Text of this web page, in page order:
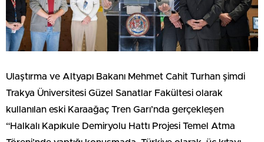
Ulaştırma ve Altyapı Bakanı Mehmet Cahit Turhan şimdi
Trakya Üniversitesi Güzel Sanatlar Fakültesi olarak
kullanılan eski Karaağaç Tren Garı’nda gerçekleşen
“Halkalı Kapıkule Demiryolu Hattı Projesi Temel Atma